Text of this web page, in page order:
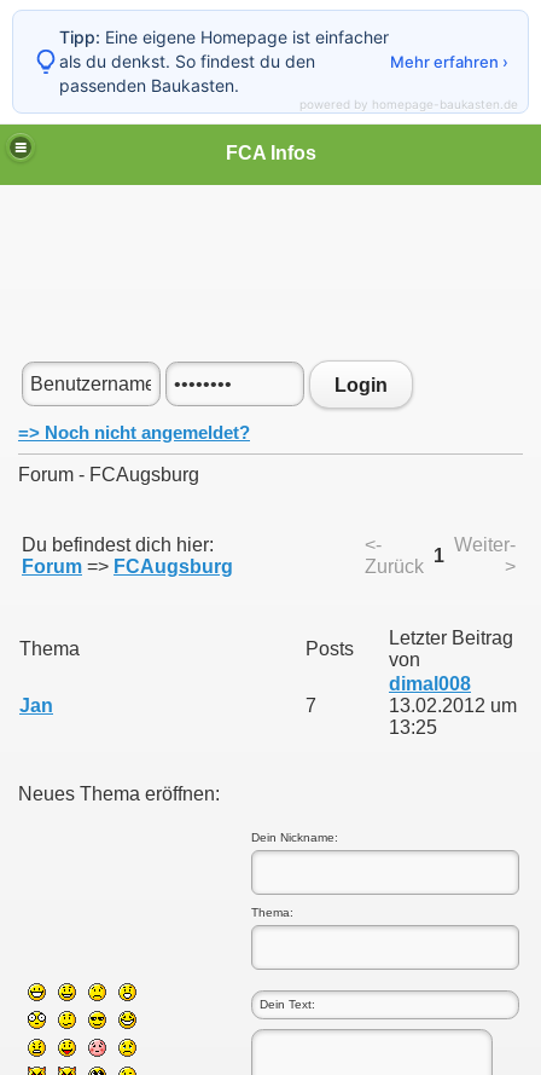
FCA Infos
Login
=> Noch nicht angemeldet?
Forum - FCAugsburg
Du befindest dich hier:
Forum => FCAugsburg
<-
Zurück
1
Weiter-
>
Thema Posts
Letzter Beitrag
von
Jan 7
dimal008
13.02.2012 um
13:25
Neues Thema eröffnen:
Dein Nickname:
Thema:
Tipp: Eine eigene Homepage ist einfacher
als du denkst. So findest du den
passenden Baukasten.
Mehr erfahren ›
powered by homepage-baukasten.de